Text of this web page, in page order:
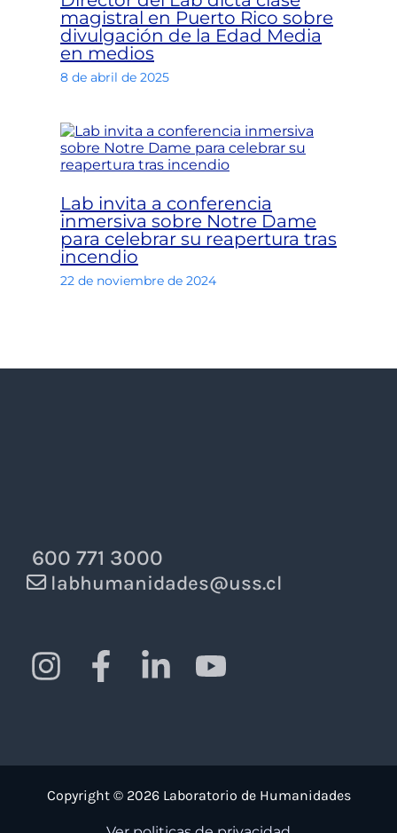
magistral en Puerto Rico sobre
divulgación de la Edad Media
en medios
8 de abril de 2025
Lab invita a conferencia
inmersiva sobre Notre Dame
para celebrar su reapertura tras
incendio
22 de noviembre de 2024
600 771 3000
labhumanidades@uss.cl
Copyright © 2026 Laboratorio de Humanidades